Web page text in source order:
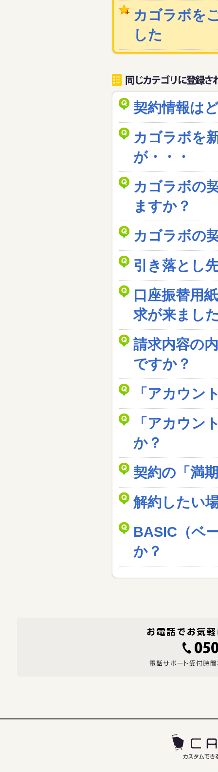
カゴラボを
した
契約情報は
カゴラボを
が・・・
カゴラボの
ますか？
カゴラボの
引き落とし
口座振替用
求が来まし
請求内容の
ですか？
「アカウン
「アカウン
か？
契約の「満
解約したい
BASIC（ベ
か？